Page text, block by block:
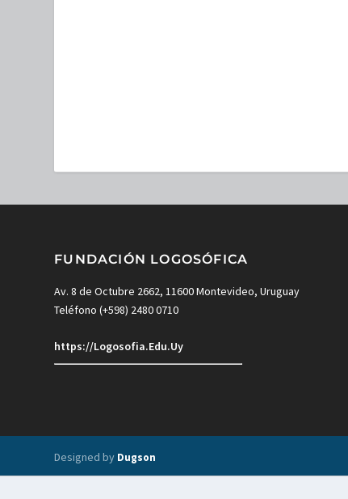
FUNDACIÓN LOGOSÓFICA
Av. 8 de Octubre 2662, 11600 Montevideo, Uruguay
Teléfono (+598) 2480 0710
https://Logosofia.Edu.Uy
Designed by Dugson